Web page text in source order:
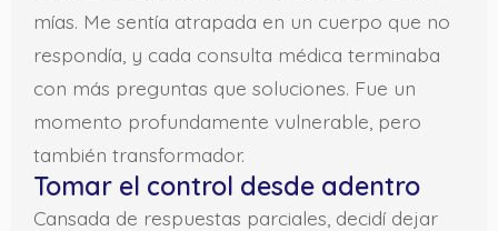
mías. Me sentía atrapada en un cuerpo que no
respondía, y cada consulta médica terminaba
con más preguntas que soluciones. Fue un
momento profundamente vulnerable, pero
también transformador.
Tomar el control desde adentro
Cansada de respuestas parciales, decidí dejar